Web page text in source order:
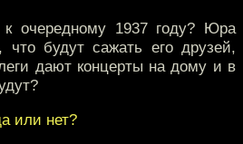
очередному 1937 году? Юра
что будут сажать его друзей,
дают концерты на дому и в
или нет?